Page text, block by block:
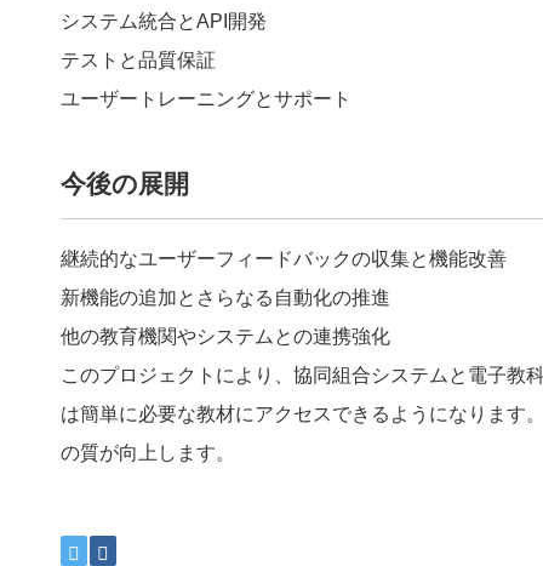
システム統合とAPI開発
テストと品質保証
ユーザートレーニングとサポート
今後の展開
継続的なユーザーフィードバックの収集と機能改善
新機能の追加とさらなる自動化の推進
他の教育機関やシステムとの連携強化
このプロジェクトにより、協同組合システムと電子教
は簡単に必要な教材にアクセスできるようになります
の質が向上します。